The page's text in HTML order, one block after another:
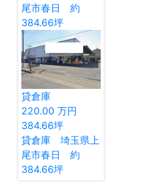
尾市春日 約
384.66坪
貸倉庫
220.00 万円
384.66坪
貸倉庫 埼玉県上
尾市春日 約
384.66坪